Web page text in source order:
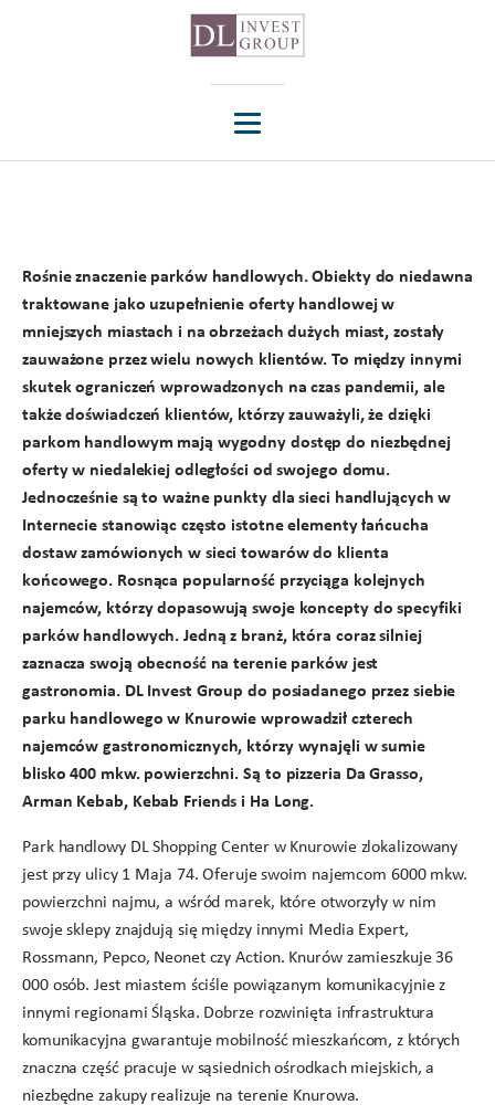
Rośnie znaczenie parków handlowych. Obiekty do niedawna
traktowane jako uzupełnienie oferty handlowej w
mniejszych miastach i na obrzeżach dużych miast, zostały
zauważone przez wielu nowych klientów. To między innymi
skutek ograniczeń wprowadzonych na czas pandemii, ale
także doświadczeń klientów, którzy zauważyli, że dzięki
parkom handlowym mają wygodny dostęp do niezbędnej
oferty w niedalekiej odległości od swojego domu.
Jednocześnie są to ważne punkty dla sieci handlujących w
Internecie stanowiąc często istotne elementy łańcucha
dostaw zamówionych w sieci towarów do klienta
końcowego. Rosnąca popularność przyciąga kolejnych
najemców, którzy dopasowują swoje koncepty do specyfiki
parków handlowych. Jedną z branż, która coraz silniej
zaznacza swoją obecność na terenie parków jest
gastronomia. DL Invest Group do posiadanego przez siebie
parku handlowego w Knurowie wprowadził czterech
najemców gastronomicznych, którzy wynajęli w sumie
blisko 400 mkw. powierzchni.Są to pizzeria Da Grasso,
Arman Kebab, Kebab Friends i Ha Long.
Park handlowy DL Shopping Center w Knurowie zlokalizowany
jest przy ulicy 1 Maja 74. Oferuje swoim najemcom 6000 mkw.
powierzchni najmu, a wśród marek, które otworzyły w nim
swoje sklepy znajdują się między innymi Media Expert,
Rossmann, Pepco, Neonet czy Action. Knurów zamieszkuje 36
000 osób. Jest miastem ściśle powiązanym komunikacyjnie z
innymi regionami Śląska. Dobrze rozwinięta infrastruktura
komunikacyjna gwarantuje mobilność mieszkańcom, z których
znaczna część pracuje w sąsiednich ośrodkach miejskich, a
niezbędne zakupy realizuje na terenie Knurowa.